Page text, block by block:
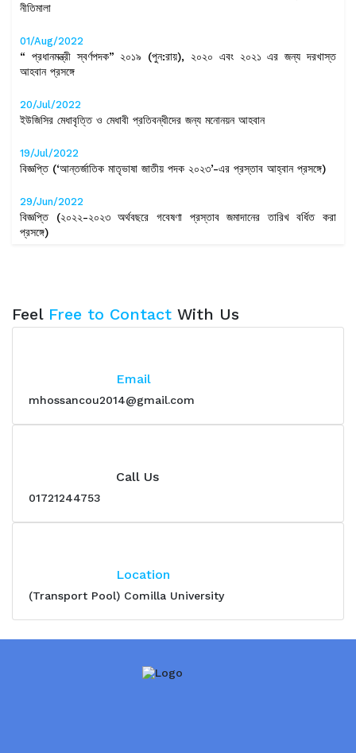
নীতিমালা
01/Aug/2022
“ প্রধানমন্ত্রী স্বর্ণপদক” ২০১৯ (পুন:রায়), ২০২০ এবং ২০২১ এর জন্য দরখাস্ত
আহবান প্রসঙ্গে
20/Jul/2022
ইউজিসির মেধাবৃত্তি ও মেধাবী প্রতিবন্ধীদের জন্য মনোনয়ন আহবান
19/Jul/2022
বিজ্ঞপ্তি (‘আন্তর্জাতিক মাতৃভাষা জাতীয় পদক ২০২৩’-এর প্রস্তাব আহ্বান প্রসঙ্গে)
29/Jun/2022
বিজ্ঞপ্তি (২০২২-২০২৩ অর্থবছরে গবেষণা প্রস্তাব জমাদানের তারিখ বর্ধিত করা
প্রসঙ্গে)
27/Jun/2022
MA in English (Weekend Program)
Invitation for Re-Tendered (Works) - 25/05/22
Invitation for Tender - 16/05/2022
Feel Free to Contact With Us
Email
mhossancou2014@gmail.com
Call Us
01721244753
Location
(Transport Pool) Comilla University